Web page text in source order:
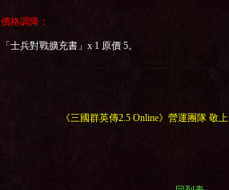
價格調降：
「士兵對戰擴充書」 x 1 原價 5。
《三國群英傳2.5 Online》營運團隊 敬上